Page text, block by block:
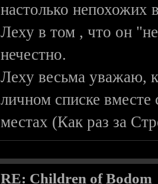
настолько непохожих
Леху в том , что он
нечестно.
Леху весьма уважаю,
личном списке
местах (Как раз за
RE: Children of Bodom